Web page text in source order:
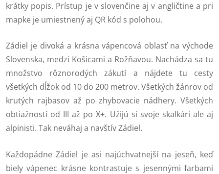
krátky popis. Prístup je v slovenčine aj v angličtine a pri
mapke je umiestnený aj QR kód s polohou.
Zádiel je divoká a krásna vápencová oblasť na východe
Slovenska, medzi Košicami a Rožňavou. Nachádza sa tu
množstvo rôznorodých zákutí a nájdete tu cesty
všetkých dĺžok od 10 do 200 metrov. Všetkých žánrov od
krutých rajbasov až po zhybovacie nádhery. Všetkých
obtiažností od III až po X+. Užijú si svoje skalkári ale aj
alpinisti. Tak neváhaj a navštív Zádiel.
Každopádne Zádiel je asi najúchvatnejší na jeseň, keď
biely vápenec krásne kontrastuje s jesennými farbami